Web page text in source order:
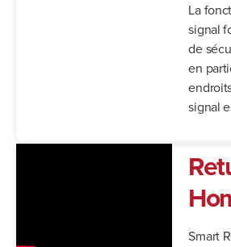
La
signal
de
en
signal
Smart